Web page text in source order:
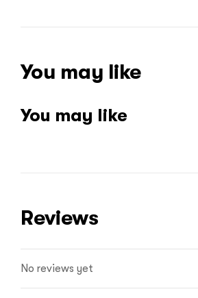
You may like
You may like
Reviews
No reviews yet